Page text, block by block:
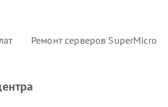
Ремонт серверов SuperMicro